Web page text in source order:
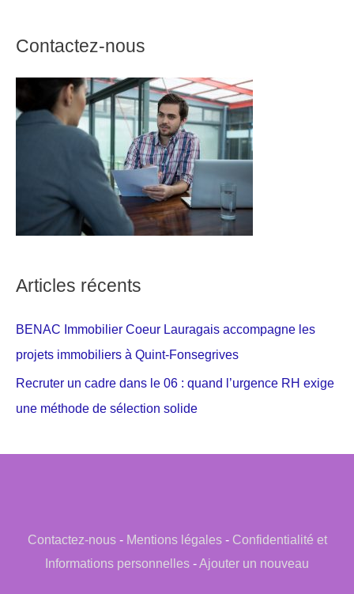
Contactez-nous
Articles récents
BENAC Immobilier Coeur Lauragais accompagne les
projets immobiliers à Quint-Fonsegrives
Recruter un cadre dans le 06 : quand l’urgence RH exige
une méthode de sélection solide
Contactez-nous- Mentions légales- Confidentialité et
Informations personnelles -Ajouter un nouveau